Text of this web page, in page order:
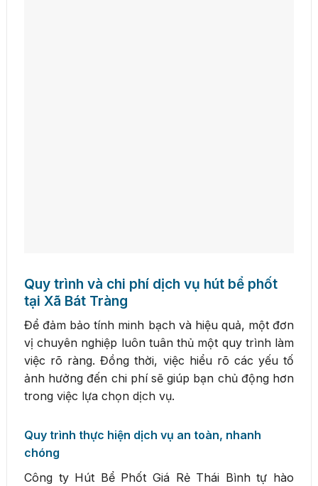
Quy trình và chi phí dịch vụ hút bể phốt
tại Xã Bát Tràng
Để đảm bảo tính minh bạch và hiệu quả, một đơn
vị chuyên nghiệp luôn tuân thủ một quy trình làm
việc rõ ràng. Đồng thời, việc hiểu rõ các yếu tố
ảnh hưởng đến chi phí sẽ giúp bạn chủ động hơn
trong việc lựa chọn dịch vụ.
Quy trình thực hiện dịch vụ an toàn, nhanh
chóng
Công ty Hút Bể Phốt Giá Rẻ Thái Bình tự hào